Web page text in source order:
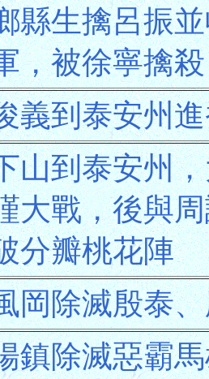
縣生擒呂振
，被徐寧擒殺
義到泰安州
山到泰安州
大戰，後與
分瓣桃花陣
岡除滅殷泰
鎮除滅惡霸